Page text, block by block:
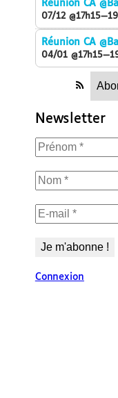
Réunion CA
07/12
Réunion CA
04/01
Newsletter
Connexion